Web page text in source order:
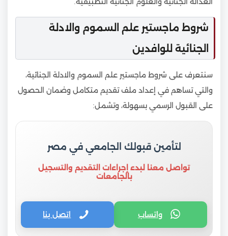
شروط ماجستير علم السموم والادلة
الجنائية للوافدين
سنتعرف على شروط ماجستير علم السموم والادلة الجنائية،
والتي تساهم في إعداد ملف تقديم متكامل وضمان الحصول
على القبول الرسمي بسهولة، وتشمل:
لتأمين قبولك الجامعي في مصر
تواصل معنا لبدء إجراءات التقديم والتسجيل
بالجامعات
واتساب اتصل بنا